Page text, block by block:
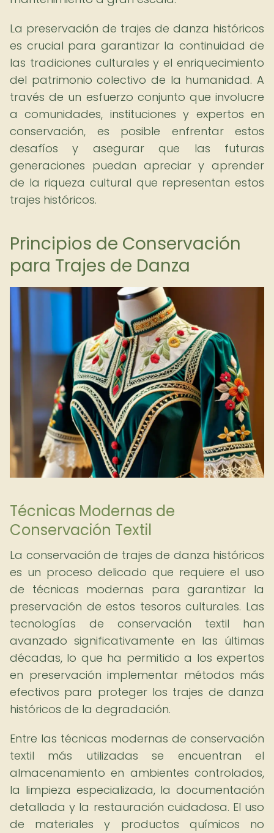
La preservación de trajes de danza históricos
es crucial para garantizar la continuidad de
las tradiciones culturales y el enriquecimiento
del patrimonio colectivo de la humanidad. A
través de un esfuerzo conjunto que involucre
a comunidades, instituciones y expertos en
conservación, es posible enfrentar estos
desafíos y asegurar que las futuras
generaciones puedan apreciar y aprender
de la riqueza cultural que representan estos
trajes históricos.
Principios de Conservación
para Trajes de Danza
Técnicas Modernas de
Conservación Textil
La conservación de trajes de danza históricos
es un proceso delicado que requiere el uso
de técnicas modernas para garantizar la
preservación de estos tesoros culturales. Las
tecnologías de conservación textil han
avanzado significativamente en las últimas
décadas, lo que ha permitido a los expertos
en preservación implementar métodos más
efectivos para proteger los trajes de danza
históricos de la degradación.
Entre las técnicas modernas de conservación
textil más utilizadas se encuentran el
almacenamiento en ambientes controlados,
la limpieza especializada, la documentación
detallada y la restauración cuidadosa. El uso
de materiales y productos químicos no